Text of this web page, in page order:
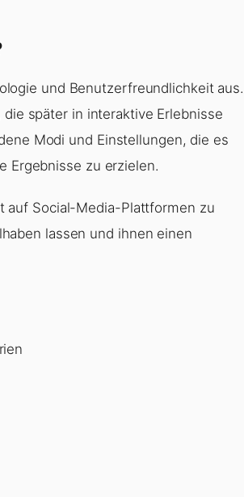
und Benutzerfreundlichkeit aus.
später in interaktive Erlebnisse
Modi und Einstellungen, die es
Ergebnisse zu erzielen.
auf Social-Media-Plattformen zu
lassen und ihnen einen